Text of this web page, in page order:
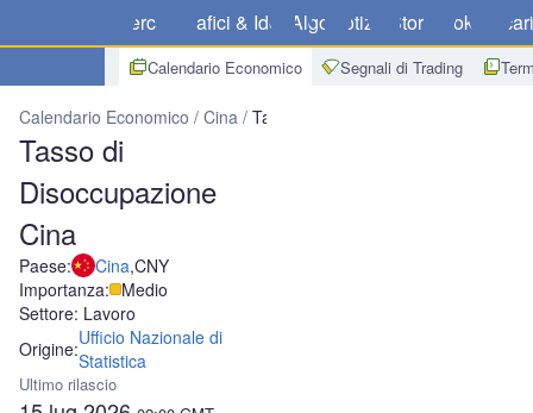
Mercati Grafici & Idee Algo Notizie Store Broker
Calendario Economico Segnali di Trading
Calendario Economico Cina Tasso di Disoccupazione Cina
Tasso di
Disoccupazione
Cina
Paese: Cina,CNY
Importanza: Medio
Settore: Lavoro
Origine:Ufficio Nazionale di
Statistica
Ultimo rilascio